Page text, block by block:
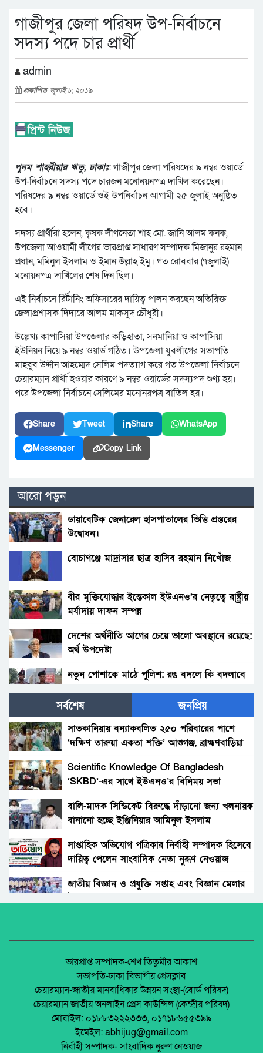
গাজীপুর জেলা পরিষদ উপ-নির্বাচনে
সদস্য পদে চার প্রার্থী
admin
প্রকাশিত জুলাই ৮, ২০১৯
পুনম শাহরীয়ার ঋতু, ঢাকাঃ: গাজীপুর জেলা পরিষদের ৯ নম্বর ওয়ার্ডে
উপ-নির্বাচনে সদস্য পদে চারজন মনোনয়নপত্র দাখিল করেছেন।
পরিষদের ৯ নম্বর ওয়ার্ডে ওই উপনির্বাচন আগামী ২৫ জুলাই অনুষ্ঠিত
হবে।
সদস্য প্রার্থীরা হলেন, কৃষক লীগনেতা শাহ মো. জানি আলম কনক,
উপজেলা আওয়ামী লীগের ভারপ্রাপ্ত সাধারণ সম্পাদক মিজানুর রহমান
প্রধান, মমিনুল ইসলাম ও ইমান উল্লাহ ইমু। গত রোববার (৭জুলাই)
মনোয়নপত্র দাখিলের শেষ দিন ছিল।
এই নির্বাচনে রির্টানিং অফিসারের দায়িত্ব পালন করছেন অতিরিক্ত
জেলাপ্রশাসক দিদারে আলম মাকসুদ চৌধুরী।
উল্লেখ্য কাপাসিয়া উপজেলার কড়িহাতা, সনমানিয়া ও কাপাসিয়া
ইউনিয়ন নিয়ে ৯ নম্বর ওয়ার্ড গঠিত। উপজেলা যুবলীগের সভাপতি
মাহবুব উদ্দীন আহম্মেদ সেলিম পদত্যাগ করে গত উপজেলা নির্বাচনে
চেয়ারম্যান প্রার্থী হওয়ার কারণে ৯ নম্বর ওয়ার্ডের সদস্যপদ শুণ্য হয়।
পরে উপজেলা নির্বাচনে সেলিমের মনোনয়পত্র বাতিল হয়।
Share Tweet Share WhatsApp
Messenger Copy Link
আরো পড়ুন
ডায়াবেটিক জেনারেল হাসপাতালের ভিত্তি প্রস্তরের
উদ্বোধন।
বোচাগঞ্জে মাদ্রাসার ছাত্র হাসিব রহমান নিখোঁজ
বীর মুক্তিযোদ্ধার ইন্তেকাল ইউএনও’র নেতৃত্বে রাষ্ট্র্রীয়
মর্যাদায় দাফন সম্পন্ন
দেশের অর্থনীতি আগের চেয়ে ভালো অবস্থানে রয়েছে:
অর্থ উপদেষ্টা
নতুন পোশাকে মাঠে পুলিশ: রঙ বদলে কি বদলাবে
হাকিমপুরসহ ৪ উপজেলায় বিএনপির এমপি প্রার্থী ডাঃ
জাহিদের ব্যাবস্থাপনায় ফ্রী মেডিকেল ক্যাম্প ও ঔষধ
বিতরণ।
গ্রহন।
দোরগোড়ায় এক নতুন অধ্যায়ের সূচনা।
বিচারকের স্ত্রীকে কুপিয়ে জখম, ছেলেকে হত্যা করল
পরিচিত যুবক।
আওয়ামী’লীগের অবরোধের বিরুদ্ধে কঠোর অবস্থান
ছিলো জামায়াত ইসলামীর।
অনুষ্ঠিত হয়ে গেলো ইসলামি ফাউন্ডেশন কর্তৃক
আয়োজিত উপজেলা পর্যায় জাতীয় শিশু-কিশোর
ইসলামি সাংস্কৃতিক প্রতিযোগিতা
পলাশবাড়ী এসএম পাইলট সরকারি উচ্চ বিদ্যালয়ের
মার্কেট ভেঙে ব্যক্তিগত মার্কেটের রাস্তা তৈরি –
সর্বশেষ জনপ্রিয়
সাতকানিয়ায় বন্যাকবলিত ২৫০ পরিবারের পাশে
‘দক্ষিণ তারুয়া একতা শক্তি’ আশুগঞ্জ, ব্রাহ্মণবাড়িয়া
Scientific Knowledge Of Bangladesh
‘SKBD’-এর সাথে ইউএনও’র বিনিময় সভা
বালি-মাদক সিন্ডিকেট বিরুদ্ধে দাঁড়ানো জন্য খলনায়ক
বানানো হচ্ছে ইঞ্জিনিয়ার আমিনুল ইসলাম
সাপ্তাহিক অভিযোগ পত্রিকার নির্বাহী সম্পাদক হিসেবে
দায়িত্ব পেলেন সাংবাদিক নেতা নুরূণ নেওয়াজ
জাতীয় বিজ্ঞান ও প্রযুক্তি সপ্তাহ এবং বিজ্ঞান মেলার
জেলা আইন-শৃৃঙ্খলা কমিটির মাসিক সভা অনুষ্ঠিত।
পলাশবাড়ীতে এমইপি গ্রুপের মতবিনিময় সভা
অনুষ্ঠিত।
জুলাই সনদ বাস্তবায়ন নিয়ে প্রশ্ন: রংপুরে ১১ দলের
ভারপ্রাপ্ত সম্পাদক-শেখ তিতুমীর আকাশ
সভাপতি-ঢাকা বিভাগীয় প্রেসক্লাব
চেয়ারম্যান-জাতীয় মানবাধিকার উন্নয়ন সংস্থা-(বোর্ড পরিষদ)
চেয়ারম্যান জাতীয় অনলাইন প্রেস কাউন্সিল (কেন্দ্রীয় পরিষদ)
মোবাইল: ০১৮৮৩২২২৩৩৩, ০১৭১৮৬৫৫৩৯৯
ইমেইল: abhijug@gmail.com
নির্বাহী সম্পাদক- সাংবাদিক নুরুণ নেওয়াজ